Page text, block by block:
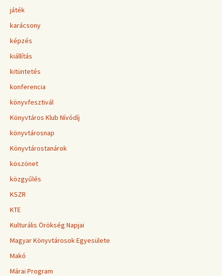
játék
karácsony
képzés
kiállítás
kitüntetés
konferencia
könyvfesztivál
Könyvtáros Klub Nívódíj
könyvtárosnap
Könyvtárostanárok
köszönet
közgyűlés
KSZR
KTE
Kulturális Örökség Napjai
Magyar Könyvtárosok Egyesülete
Makó
Márai Program